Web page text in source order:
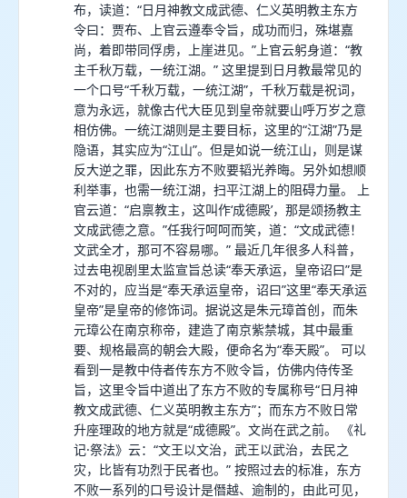
布，读道：“日月神教文成武德、仁义英明教主东方
令曰：贾布、上官云遵奉令旨，成功而归，殊堪嘉
尚，着即带同俘虏，上崖进见。”上官云躬身道：“教
主千秋万载，一统江湖。” 这里提到日月教最常见的
一个口号“千秋万载，一统江湖”，千秋万载是祝词，
意为永远，就像古代大臣见到皇帝就要山呼万岁之意
相仿佛。一统江湖则是主要目标，这里的“江湖”乃是
隐语，其实应为“江山”。但是如说一统江山，则是谋
反大逆之罪，因此东方不败要韬光养晦。另外如想顺
利举事，也需一统江湖，扫平江湖上的阻碍力量。 上
官云道：“启禀教主，这叫作‘成德殿’，那是颂扬教主
文成武德之意。”任我行呵呵而笑，道：“文成武德！
文武全才，那可不容易哪。” 最近几年很多人科普，
过去电视剧里太监宣旨总读“奉天承运，皇帝诏曰”是
不对的，应当是“奉天承运皇帝，诏曰”这里“奉天承运
皇帝”是皇帝的修饰词。据说这是朱元璋首创，而朱
元璋公在南京称帝，建造了南京紫禁城，其中最重
要、规格最高的朝会大殿，便命名为“奉天殿”。 可以
看到一是教中侍者传东方不败令旨，仿佛内侍传圣
旨，这里令旨中道出了东方不败的专属称号“日月神
教文成武德、仁义英明教主东方”；而东方不败日常
升座理政的地方就是“成德殿”。文尚在武之前。 《礼
记·祭法》云：“文王以文治，武王以武治，去民之
灾，比皆有功烈于民者也。” 按照过去的标准，东方
不败一系列的口号设计是僭越、逾制的，由此可见，